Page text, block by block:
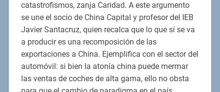
catastrofismos, zanja Caridad. A este argumento
se une el socio de China Capital y profesor del IEB
Javier Santacruz, quien recalca que lo que sí se va
a producir es una recomposición de las
exportaciones a China. Ejemplifica con el sector del
automóvil: si bien la atonía china puede mermar
las ventas de coches de alta gama, ello no obsta